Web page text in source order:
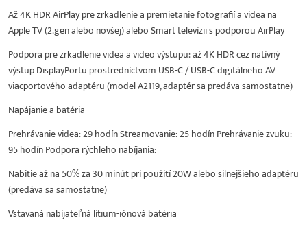
Až 4K HDR AirPlay pre zrkadlenie a premietanie fotografií a videa na
Apple TV (2.gen alebo novšej) alebo Smart televízii s podporou AirPlay
Podpora pre zrkadlenie videa a video výstupu: až 4K HDR cez natívný
výstup DisplayPortu prostredníctvom USB-C / USB-C digitálneho AV
viacportového adaptéru (model A2119, adaptér sa predáva samostatne)
Napájanie a batéria
Prehrávanie videa: 29 hodín Streamovanie: 25 hodín Prehrávanie zvuku:
95 hodín Podpora rýchleho nabíjania:
Nabitie až na 50% za 30 minút pri použití 20W alebo silnejšieho adaptéru
(predáva sa samostatne)
Vstavaná nabíjateľná lítium-iónová batéria